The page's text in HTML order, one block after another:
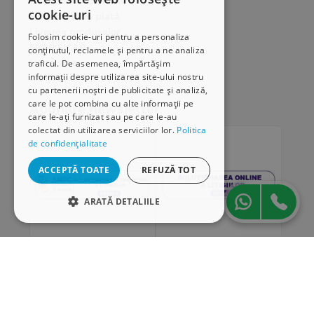
cookie-uri
Folosim cookie-uri pentru a personaliza
conținutul, reclamele și pentru a ne analiza
traficul. De asemenea, împărtășim
informații despre utilizarea site-ului nostru
cu partenerii noștri de publicitate și analiză,
care le pot combina cu alte informații pe
care le-ați furnizat sau pe care le-au
colectat din utilizarea serviciilor lor. Politica
de confidențialitate
ACCEPTĂ TOATE REFUZĂ TOT
ARATĂ DETALIILE
Modalități de plată
Livrarea produselor
SEAP/SICAP
Hartă site
Cariere
Abonare newsletter